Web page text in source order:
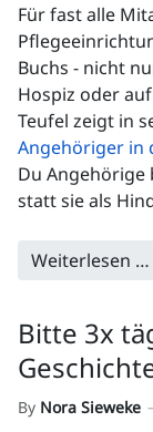
Für fast alle
Buchs - nicht
Hospiz oder
Teufel zeigt in
Angehöriger in
Du Angehörige
statt sie als
Weiterlesen …
Bitte 3x
By Nora Sieweke